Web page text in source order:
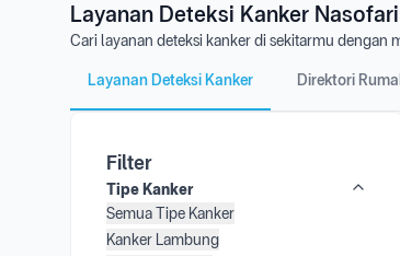
Layanan Deteksi Kanker
Cari layanan deteksi kanker di sekitarmu dengan
Layanan Deteksi Kanker Direktori
Filter
Tipe Kanker
Semua Tipe Kanker
Kanker Lambung